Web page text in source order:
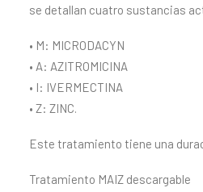
se detallan cuatro sustancias
• M: MICRODACYN
• A: AZITROMICINA
• I: IVERMECTINA
• Z: ZINC.
Este tratamiento tiene una
Tratamiento MAIZ descargable